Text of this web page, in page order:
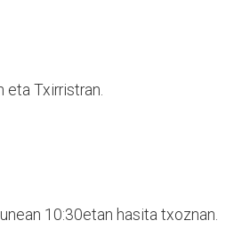
eta Txirristran.
10:30etan hasita txoznan.